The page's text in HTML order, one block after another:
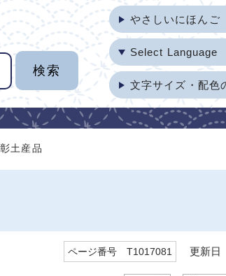
やさしいにほんご
Select Language
文字サイズ・配色
土産品
ページ番号 T1017081 更新日